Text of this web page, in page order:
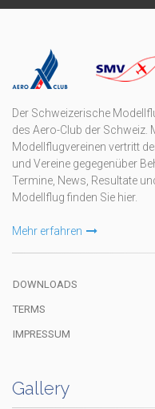
Der Schweizerische
des Aero-Club der Schweiz.
Modellflugvereinen vertritt
und Vereine gegegenüber
Termine, News, Resultate
Modellflug finden Sie hier.
Mehr erfahren
DOWNLOADS
TERMS
IMPRESSUM
Gallery